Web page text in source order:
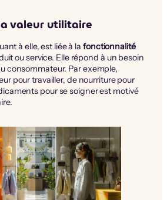
valeur utilitaire
à elle, est liée à la fonctionnalité
ou service. Elle répond à un besoin
consommateur. Par exemple,
pour travailler, de nourriture pour
pour se soigner est motivé